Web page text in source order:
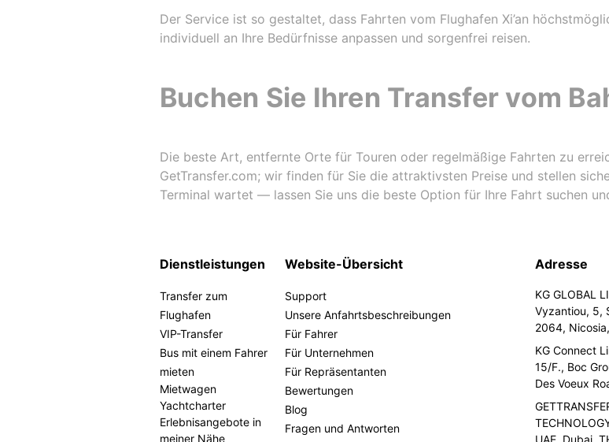
Der Service ist so gestaltet, dass Fahrten vom Flughafen Xi’an
individuell an Ihre Bedürfnisse anpassen und sorgenfrei reisen.
Buchen Sie Ihren Transfer vom
Die beste Art, entfernte Orte für Touren oder regelmäßige Fahrten zu
GetTransfer.com; wir finden für Sie die attraktivsten Preise und stellen
Terminal wartet — lassen Sie uns die beste Option für Ihre Fahrt suchen
Dienstleistungen
Transfer zum
Flughafen
VIP-Transfer
Bus mit einem Fahrer
mieten
Mietwagen
Yachtcharter
Erlebnisangebote in
meiner Nähe
Website-Übersicht
Support
Unsere Anfahrtsbeschreibungen
Für Fahrer
Für Unternehmen
Für Repräsentanten
Bewertungen
Blog
Fragen und Antworten
Adresse
KG GLOBAL
Vyzantiou, 5,
2064,
KG Connect
15/F., Boc
Des Voeux